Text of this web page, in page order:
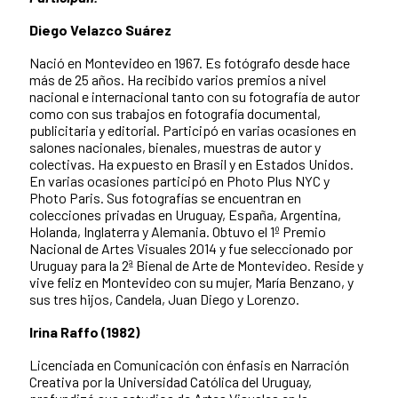
Diego Velazco Suárez
Nació en Montevideo en 1967. Es fotógrafo desde hace
más de 25 años. Ha recibido varios premios a nivel
nacional e internacional tanto con su fotografía de autor
como con sus trabajos en fotografía documental,
publicitaria y editorial. Participó en varias ocasiones en
salones nacionales, bienales, muestras de autor y
colectivas. Ha expuesto en Brasil y en Estados Unidos.
En varias ocasiones participó en Photo Plus NYC y
Photo Paris. Sus fotografías se encuentran en
colecciones privadas en Uruguay, España, Argentina,
Holanda, Inglaterra y Alemania. Obtuvo el 1º Premio
Nacional de Artes Visuales 2014 y fue seleccionado por
Uruguay para la 2ª Bienal de Arte de Montevideo. Reside y
vive feliz en Montevideo con su mujer, María Benzano, y
sus tres hijos, Candela, Juan Diego y Lorenzo.
Irina Raffo (1982)
Licenciada en Comunicación con énfasis en Narración
Creativa por la Universidad Católica del Uruguay,